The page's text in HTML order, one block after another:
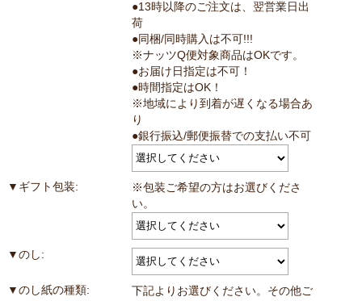
●13時以降のご注文は、翌営業日出
荷
●同梱/同時購入は不可!!!
※ナッツQ便対象商品はOKです。
●お届け日指定は不可！
●時間指定はOK！
※地域により到着が遅くなる場合あ
り
●銀行振込/郵便振替での支払い不可
▼ギフト包装:
※包装ご希望の方はお選びくださ
い。
▼のし:
▼のし紙の種類: 下記よりお選びください。その他ご